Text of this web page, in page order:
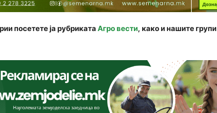
посетете ја рубриката Агро вести, како и нашите групи